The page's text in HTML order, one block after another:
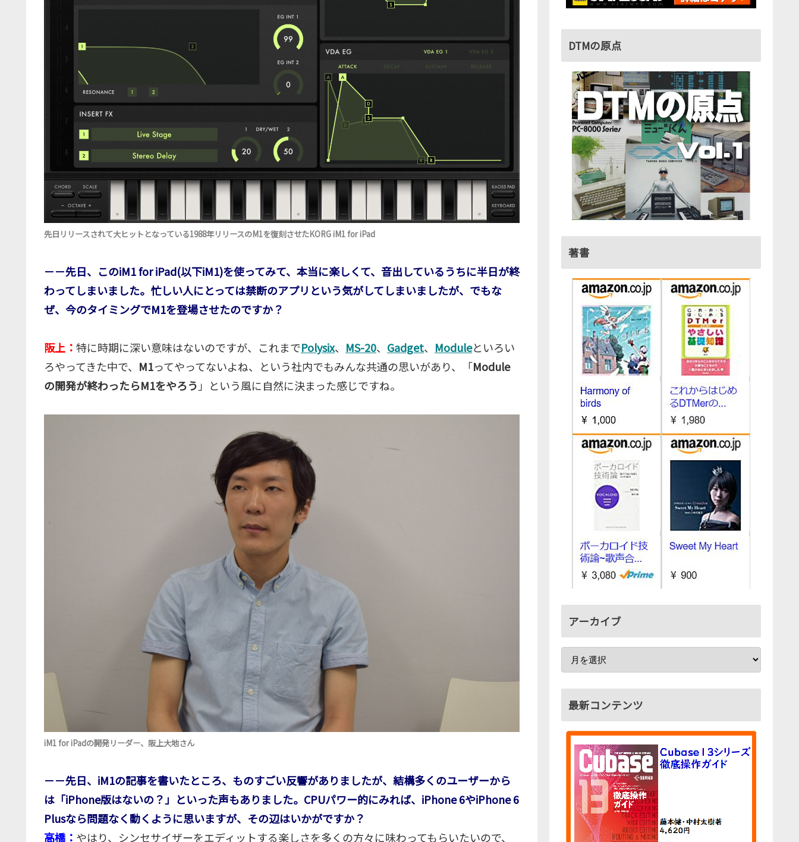
先日リリースされて大ヒットとなっている1988年リリースのM1を復刻させたKORG iM1 for iPad
－－先日、このiM1 for iPad(以下iM1)を使ってみて、本当に楽しくて、音出しているうちに半日が終
わってしまいました。忙しい人にとっては禁断のアプリという気がしてしまいましたが、でもな
ぜ、今のタイミングでM1を登場させたのですか？
阪上： 特に時期に深い意味はないのですが、これまでPolysix、 MS-20、 Gadget、 Moduleといろい
ろやってきた中で、 M1ってやってないよね、という社内でもみんな共通の思いがあり、「Module
の開発が終わったらM1をやろう 」という風に自然に決まった感じですね。
iM1 for iPadの開発リーダー、阪上大地さん
－－先日、iM1の記事を書いたところ、ものすごい反響がありましたが、結構多くのユーザーから
は「iPhone版はないの？」といった声もありました。CPUパワー的にみれば、iPhone 6やiPhone 6
Plusなら問題なく動くように思いますが、その辺はいかがですか？
高橋： やはり、シンセサイザーをエディットする楽しさを多くの方々に味わってもらいたいので、
DTMの原点
著書
アーカイブ
最新コンテンツ